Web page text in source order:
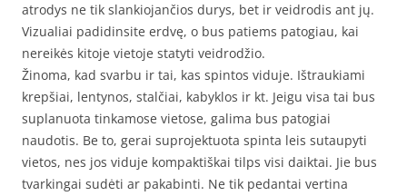
atrodys ne tik slankiojančios durys, bet ir veidrodis ant jų.
Vizualiai padidinsite erdvę, o bus patiems patogiau, kai
nereikės kitoje vietoje statyti veidrodžio.
Žinoma, kad svarbu ir tai, kas spintos viduje. Ištraukiami
krepšiai, lentynos, stalčiai, kabyklos ir kt. Jeigu visa tai bus
suplanuota tinkamose vietose, galima bus patogiai
naudotis. Be to, gerai suprojektuota spinta leis sutaupyti
vietos, nes jos viduje kompaktiškai tilps visi daiktai. Jie bus
tvarkingai sudėti ar pakabinti. Ne tik pedantai vertina